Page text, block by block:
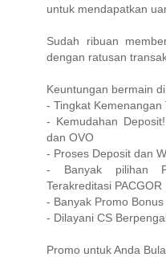
untuk mendapatkan
Sudah ribuan
dengan ratusan
Keuntungan bermain
- Tingkat Kemenangan
- Kemudahan
dan OVO
- Proses Deposit dan
- Banyak pilihan
Terakreditasi PACGOR
- Banyak Promo
- Dilayani CS
Promo untuk Anda